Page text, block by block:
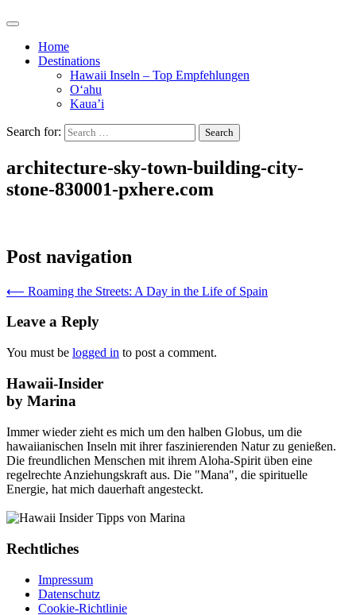
Home
Destinations
Hawaii Inseln – Top Empfehlungen
O‘ahu
Kaua’i
Search for:
architecture-sky-town-building-city-
stone-830001-pxhere.com
Post navigation
⟵ Roaming the Streets: A Day in the Life of Spain
Leave a Reply
You must be logged in to post a comment.
Hawaii-Insider
by Marina
Immer wieder zieht es mich um den halben Globus, um die
hawaiianischen Inseln mit ihrer faszinierenden Natur zu genießen.
Die freundlichen Menschen mit ihrem Aloha-Spirit üben eine
regelrechte Anziehungskraft aus. Die "Mana", die spirituelle
Energie, hat mich dauerhaft angesteckt.
Rechtliches
Impressum
Datenschutz
Cookie-Richtlinie